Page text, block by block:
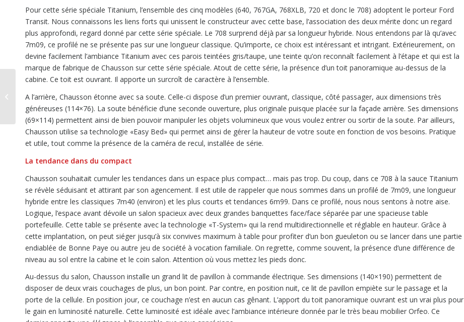
Pour cette série spéciale Titanium, l’ensemble des cinq modèles (640, 767GA, 768XLB, 720 et donc le 708) adoptent le porteur Ford
Transit. Nous connaissons les liens forts qui unissent le constructeur avec cette base, l’association des deux mérite donc un regard
plus approfondi, regard donné par cette série spéciale. Le 708 surprend déjà par sa longueur hybride. Nous entendons par là qu’avec
7m09, ce profilé ne se présente pas sur une longueur classique. Qu’importe, ce choix est intéressant et intrigant. Extérieurement, on
devine facilement l’ambiance Titanium avec ces parois teintées gris/taupe, une teinte qu’on reconnaît facilement à l’étape et qui est la
marque de fabrique de Chausson sur cette série spéciale. Atout de cette série, la présence d’un toit panoramique au-dessus de la
cabine. Ce toit est ouvrant. Il apporte un surcroît de caractère à l’ensemble.
A l’arrière, Chausson étonne avec sa soute. Celle-ci dispose d’un premier ouvrant, classique, côté passager, aux dimensions très
généreuses (114×76). La soute bénéficie d’une seconde ouverture, plus originale puisque placée sur la façade arrière. Ses dimensions
(69×114) permettent ainsi de bien pouvoir manipuler les objets volumineux que vous voulez entrer ou sortir de la soute. Par ailleurs,
Chausson utilise sa technologie «Easy Bed» qui permet ainsi de gérer la hauteur de votre soute en fonction de vos besoins. Pratique
et utile, tout comme la présence de la caméra de recul, installée de série.
La tendance dans du compact
Chausson souhaitait cumuler les tendances dans un espace plus compact… mais pas trop. Du coup, dans ce 708 à la sauce Titanium
se révèle séduisant et attirant par son agencement. Il est utile de rappeler que nous sommes dans un profilé de 7m09, une longueur
hybride entre les classiques 7m40 (environ) et les plus courts et tendances 6m99. Dans ce profilé, nous nous sentons à notre aise.
Logique, l’espace avant dévoile un salon spacieux avec deux grandes banquettes face/face séparée par une spacieuse table
portefeuille. Cette table se présente avec la technologie «T-System» qui la rend multidirectionnelle et réglable en hauteur. Grâce à
cette implantation, on peut siéger jusqu’à six convives maximum à table pour profiter d’un bon gueuleton ou se lancer dans une partie
endiablée de Bonne Paye ou autre jeu de société à vocation familiale. On regrette, comme souvent, la présence d’une différence de
niveau au sol entre la cabine et le coin salon. Attention où vous mettez les pieds donc.
Au-dessus du salon, Chausson installe un grand lit de pavillon à commande électrique. Ses dimensions (140×190) permettent de
disposer de deux vrais couchages de plus, un bon point. Par contre, en position nuit, ce lit de pavillon empiète sur le passage et la
porte de la cellule. En position jour, ce couchage n’est en aucun cas gênant. L’apport du toit panoramique ouvrant est un vrai plus pour
le gain en luminosité naturelle. Cette luminosité est idéale avec l’ambiance intérieure donnée par le très beau mobilier Orfeo. Ce
pour être encore plus
en sécurité